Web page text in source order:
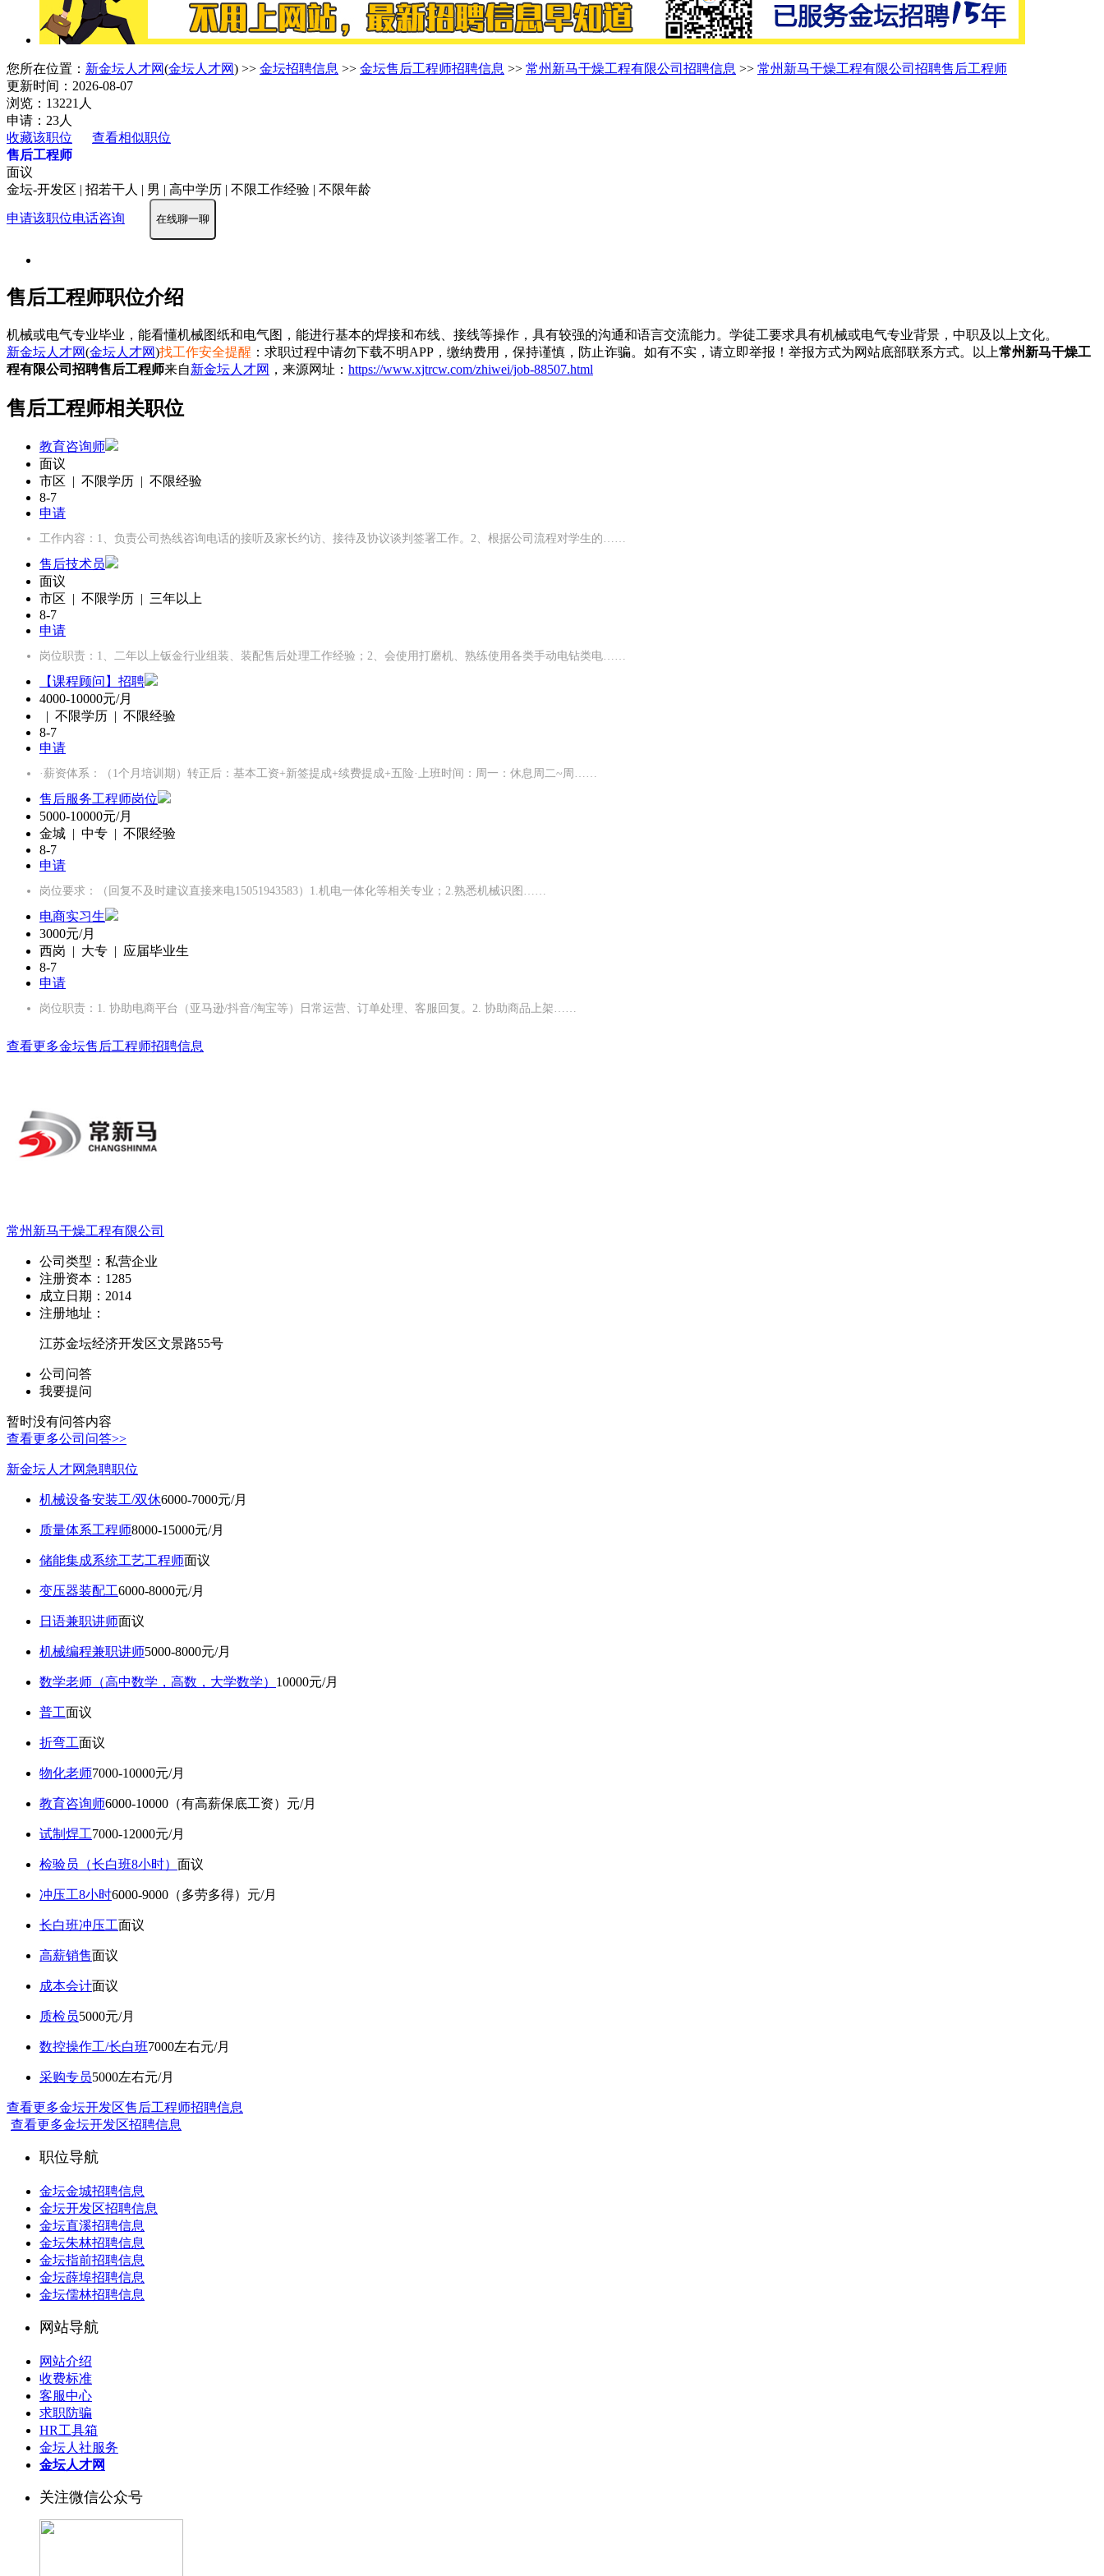
您所在位置： 新金坛人才网(金坛人才网) >> 金坛招聘信息 >> 金坛售后工程师招聘信息 >> 常州新马干燥工程有限公司招聘信息 >> 常州新马干燥工程有限公司招聘售后工程师
更新时间：2026-08-07
浏览：13221人
申请：23人
收藏该职位
查看相似职位
售后工程师
面议
金坛-开发区 | 招若干人 | 男 | 高中学历 | 不限工作经验 | 不限年龄
申请该职位电话咨询 在线聊一聊
售后工程师职位介绍
机械或电气专业毕业，能看懂机械图纸和电气图，能进行基本的焊接和布线、接线等操作，具有较强的沟通和语言交流能力。学徒工要求具有机械或电气专业背景，中职及以上文化。
新金坛人才网(金坛人才网)找工作安全提醒 ：求职过程中请勿下载不明APP，缴纳费用，保持谨慎，防止诈骗。如有不实，请立即举报！举报方式为网站底部联系方式。以上常州新马干燥工
程有限公司招聘售后工程师来自新金坛人才网 ，来源网址： https://www.xjtrcw.com/zhiwei/job-88507.html
售后工程师相关职位
教育咨询师
面议
市区 | 不限学历 | 不限经验
8-7
申请
工作内容：1、负责公司热线咨询电话的接听及家长约访、接待及协议谈判签署工作。2、根据公司流程对学生的……
售后技术员
面议
市区 | 不限学历 | 三年以上
8-7
申请
岗位职责：1、二年以上钣金行业组装、装配售后处理工作经验；2、会使用打磨机、熟练使用各类手动电钻类电……
【课程顾问】招聘
4000-10000元/月
| 不限学历 | 不限经验
8-7
申请
·薪资体系：（1个月培训期）转正后：基本工资+新签提成+续费提成+五险·上班时间：周一：休息周二~周……
售后服务工程师岗位
5000-10000元/月
金城 | 中专 | 不限经验
8-7
申请
岗位要求：（回复不及时建议直接来电15051943583）1.机电一体化等相关专业；2.熟悉机械识图……
电商实习生
3000元/月
西岗 | 大专 | 应届毕业生
8-7
申请
岗位职责：1. 协助电商平台（亚马逊/抖音/淘宝等）日常运营、订单处理、客服回复。2. 协助商品上架……
查看更多金坛售后工程师招聘信息
常州新马干燥工程有限公司
公司类型： 私营企业
注册资本： 1285
成立日期： 2014
注册地址：
江苏金坛经济开发区文景路55号
公司问答
我要提问
暂时没有问答内容
查看更多公司问答>>
新金坛人才网急聘职位
机械设备安装工/双休6000-7000元/月
质量体系工程师8000-15000元/月
储能集成系统工艺工程师面议
变压器装配工6000-8000元/月
日语兼职讲师面议
机械编程兼职讲师5000-8000元/月
数学老师（高中数学，高数，大学数学） 10000元/月
普工面议
折弯工面议
物化老师7000-10000元/月
教育咨询师6000-10000（有高薪保底工资）元/月
试制焊工7000-12000元/月
检验员（长白班8小时） 面议
冲压工8小时6000-9000（多劳多得）元/月
长白班冲压工面议
高薪销售面议
成本会计面议
质检员5000元/月
数控操作工/长白班7000左右元/月
采购专员5000左右元/月
查看更多金坛开发区售后工程师招聘信息
查看更多金坛开发区招聘信息
职位导航
金坛金城招聘信息
金坛开发区招聘信息
金坛直溪招聘信息
金坛朱林招聘信息
金坛指前招聘信息
金坛薛埠招聘信息
金坛儒林招聘信息
网站导航
网站介绍
收费标准
客服中心
求职防骗
HR工具箱
金坛人社服务
金坛人才网
关注微信公众号